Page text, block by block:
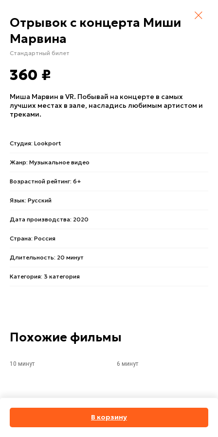
Отрывок с концерта Миши
Марвина
Стандартный билет
360 ₽
В корзину
Миша Марвин в VR. Побывай на концерте в самых
лучших местах в зале, насладись любимым артистом и
треками.
Студия: Lookport
Жанр: Музыкальное видео
Возрастной рейтинг: 6+
Язык: Русский
Дата производства: 2020
Страна: Россия
Длительность: 20 минут
Категория: 3 категория
Похожие фильмы
10 минут 6 минут